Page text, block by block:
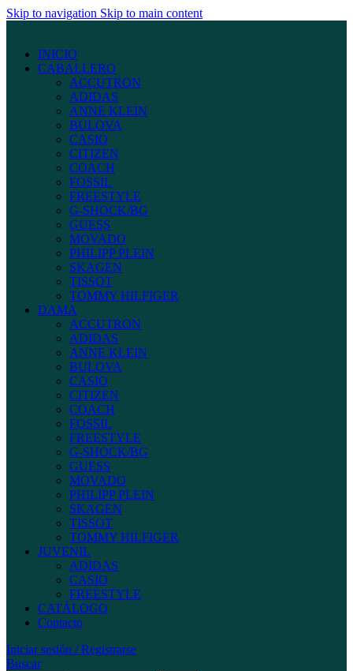
Skip to navigation Skip to main content
INICIO
CABALLERO
ACCUTRON
ADIDAS
ANNE KLEIN
BULOVA
CASIO
CITIZEN
COACH
FOSSIL
FREESTYLE
G-SHOCK/BG
GUESS
MOVADO
PHILIPP PLEIN
SKAGEN
TISSOT
TOMMY HILFIGER
DAMA
ACCUTRON
ADIDAS
ANNE KLEIN
BULOVA
CASIO
CITIZEN
COACH
FOSSIL
FREESTYLE
G-SHOCK/BG
GUESS
MOVADO
PHILIPP PLEIN
SKAGEN
TISSOT
TOMMY HILFIGER
JUVENIL
ADIDAS
CASIO
FREESTYLE
CATÁLOGO
Contacto
Iniciar sesión / Registrarse
Buscar